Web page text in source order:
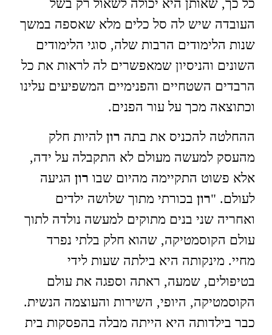
כל כך, שאותן היא יכולה לשאול רק בשל
העובדה שיש לה סל כלים מלא שאספה במשך
שנות הלימודים הרבות שלה, סוגי הלימודים
השונים והניסיון שמאפשרים לה לראות את כל
הרבדים השטחיים והפנימיים המשפיעים עלינו
וכתוצאה מכך על עור הפנים.
ההחלטה להכניס את בתה רוןלהיות חלק
מהעסק למעשה מעולם לא התקבלה על ידה,
אלא פשוט התקיימה מהיום שבו רוןהגיעה
לעולם. "רוןבכורתי מתוך שלושה ילדים
ואחריה שני בנים מתוקים למעשה נולדה לתוך
עולם הקוסמטיקה, שהוא חלק בלתי נפרד
מחיי. מינקותה היא בילתה שעות לידי
בטיפולים, שמעה, ראתה וספגה את עולם
הקוסמטיקה, היופי, השירות והעוצמה הנשית.
כבר בילדותה היא הייתה מבלה בהפסקות בית